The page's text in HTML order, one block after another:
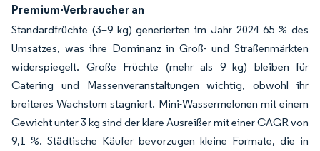
Premium-Verbraucher an
Standardfrüchte (3–9 kg) generierten im Jahr 2024 65 % des
Umsatzes, was ihre Dominanz in Groß- und Straßenmärkten
widerspiegelt. Große Früchte (mehr als 9 kg) bleiben für
Catering und Massenveranstaltungen wichtig, obwohl ihr
breiteres Wachstum stagniert. Mini-Wassermelonen mit einem
Gewicht unter 3 kg sind der klare Ausreißer mit einer CAGR von
9,1 %. Städtische Käufer bevorzugen kleine Formate, die in